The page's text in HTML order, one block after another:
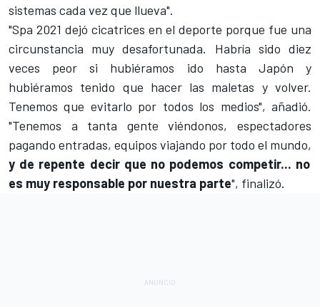
sistemas cada vez que llueva".
"Spa 2021 dejó cicatrices en el deporte porque fue una
circunstancia muy desafortunada. Habría sido diez
veces peor si hubiéramos ido hasta Japón y
hubiéramos tenido que hacer las maletas y volver.
Tenemos que evitarlo por todos los medios", añadió.
"Tenemos a tanta gente viéndonos, espectadores
pagando entradas, equipos viajando por todo el mundo,
y de repente decir que no podemos competir... no
es muy responsable por nuestra parte", finalizó.